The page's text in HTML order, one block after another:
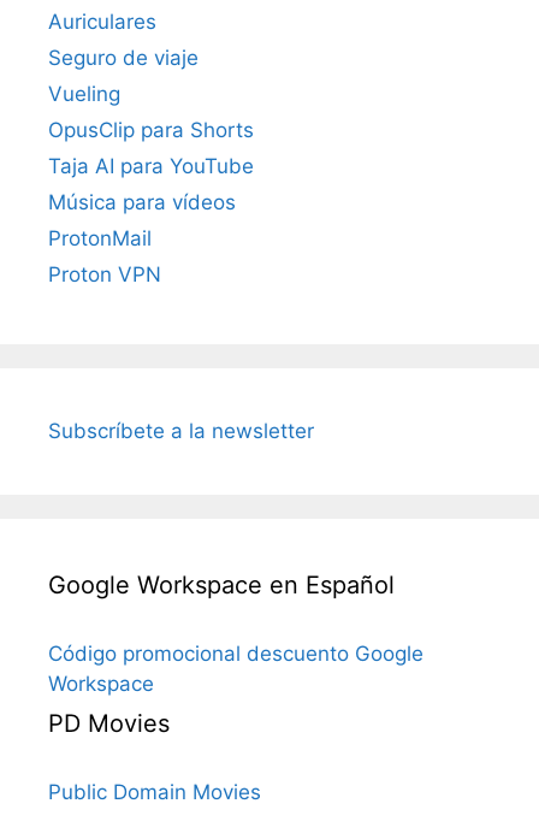
Auriculares
Seguro de viaje
Vueling
OpusClip para Shorts
Taja AI para YouTube
Música para vídeos
ProtonMail
Proton VPN
Subscríbete a la newsletter
Google Workspace en Español
Código promocional descuento Google
Workspace
PD Movies
Public Domain Movies